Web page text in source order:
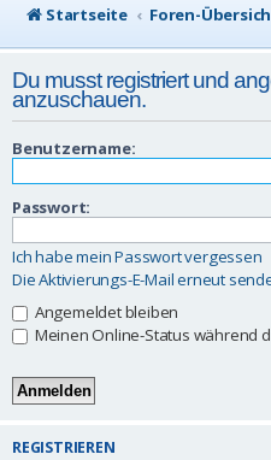
Startseite
Foren-
Du musst registriert und
anzuschauen.
Benutzername:
Passwort:
Ich habe mein Passwort vergessen
Die Aktivierungs-E-Mail erneut
Angemeldet bleiben
Meinen Online-Status während
REGISTRIEREN